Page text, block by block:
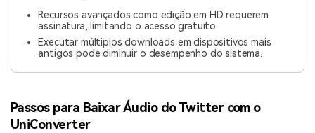
Recursos avançados como edição em HD requerem
assinatura, limitando o acesso gratuito.
Executar múltiplos downloads em dispositivos mais
antigos pode diminuir o desempenho do sistema.
Passos para Baixar Áudio do Twitter com o
UniConverter